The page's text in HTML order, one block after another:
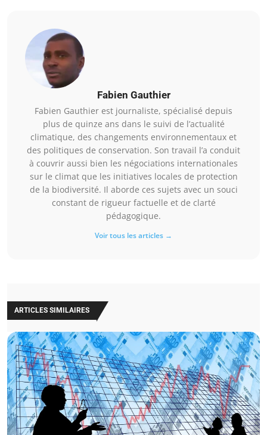
Fabien Gauthier
Fabien Gauthier est journaliste, spécialisé depuis
plus de quinze ans dans le suivi de l’actualité
climatique, des changements environnementaux et
des politiques de conservation. Son travail l’a conduit
à couvrir aussi bien les négociations internationales
sur le climat que les initiatives locales de protection
de la biodiversité. Il aborde ces sujets avec un souci
constant de rigueur factuelle et de clarté
pédagogique.
Voir tous les articles →
ARTICLES SIMILAIRES